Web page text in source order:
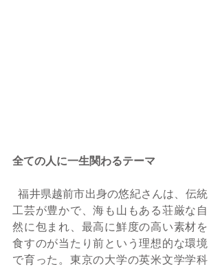
全ての人に一生関わるテーマ
  福井県越前市出身の悠紀さんは、伝統
工芸が豊かで、海も山もある荘厳な自
然に包まれ、最高に鮮度の高い素材を
食すのが当たり前という理想的な環境
で育った。東京の大学の英米文学学科